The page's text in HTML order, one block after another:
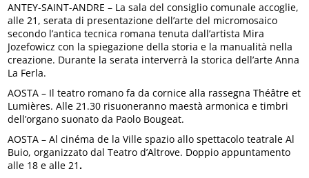
ANTEY-SAINT-ANDRE – La sala del consiglio comunale accoglie,
alle 21, serata di presentazione dell’arte del micromosaico
secondo l’antica tecnica romana tenuta dall’artista Mira
Jozefowicz con la spiegazione della storia e la manualità nella
creazione. Durante la serata interverrà la storica dell’arte Anna
La Ferla.
AOSTA – Il teatro romano fa da cornice alla rassegna Théâtre et
Lumières. Alle 21.30 risuoneranno maestà armonica e timbri
dell’organo suonato da Paolo Bougeat.
AOSTA – Al cinéma de la Ville spazio allo spettacolo teatrale Al
Buio, organizzato dal Teatro d’Altrove. Doppio appuntamento
alle 18 e alle 21.